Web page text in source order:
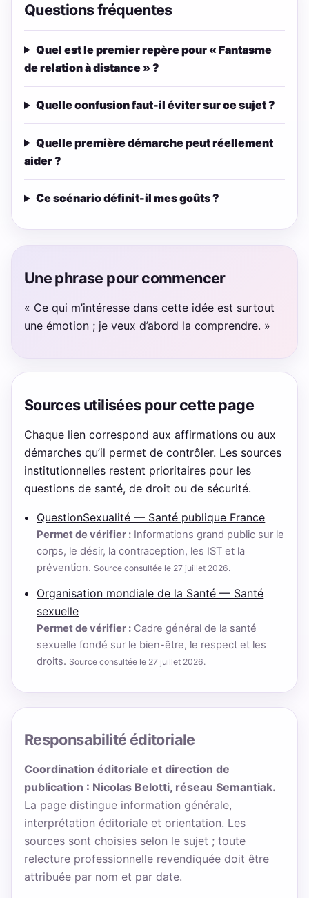
Questions fréquentes
Quel est le premier repère pour « Fantasme
de relation à distance » ?
Quelle confusion faut-il éviter sur ce sujet ?
Quelle première démarche peut réellement
aider ?
Ce scénario définit-il mes goûts ?
Une phrase pour commencer
« Ce qui m’intéresse dans cette idée est surtout
une émotion ; je veux d’abord la comprendre. »
Sources utilisées pour cette page
Chaque lien correspond aux affirmations ou aux
démarches qu’il permet de contrôler. Les sources
institutionnelles restent prioritaires pour les
questions de santé, de droit ou de sécurité.
QuestionSexualité — Santé publique France
Permet de vérifier : Informations grand public sur le
corps, le désir, la contraception, les IST et la
prévention. Source consultée le 27 juillet 2026.
Organisation mondiale de la Santé — Santé
sexuelle
Permet de vérifier : Cadre général de la santé
sexuelle fondé sur le bien-être, le respect et les
droits. Source consultée le 27 juillet 2026.
Responsabilité éditoriale
Coordination éditoriale et direction de
publication : Nicolas Belotti, réseau Semantiak.
La page distingue information générale,
interprétation éditoriale et orientation. Les
sources sont choisies selon le sujet ; toute
relecture professionnelle revendiquée doit être
attribuée par nom et par date.